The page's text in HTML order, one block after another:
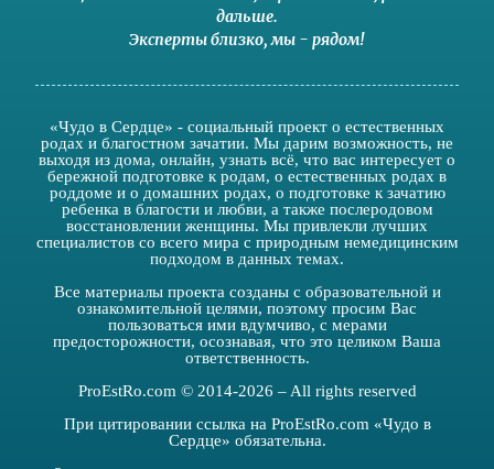
дальше.
Эксперты близко,мы - рядом!
«Чудо в Сердце» - социальный проект о естественных
родах и благостном зачатии. Мы дарим возможность, не
выходя из дома, онлайн, узнать всё, что вас интересует о
бережной подготовке к родам, о естественных родах в
роддоме и о домашних родах, о подготовке к зачатию
ребенка в благости и любви, а также послеродовом
восстановлении женщины. Мы привлекли лучших
специалистов со всего мира с природным немедицинским
подходом в данных темах.
Все материалы проекта созданы с образовательной и
ознакомительной целями, поэтому просим Вас
пользоваться ими вдумчиво, с мерами
предосторожности, осознавая, что это целиком Ваша
ответственность.
ProEstRo.com © 2014-2026 – All rights reserved
При цитировании ссылка на ProEstRo.com «Чудо в
Сердце» обязательна.